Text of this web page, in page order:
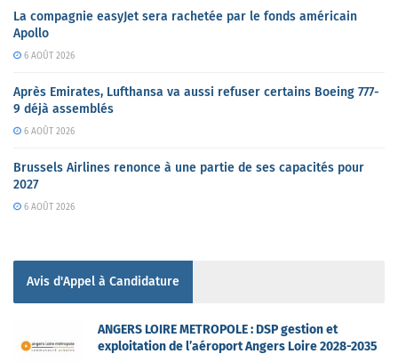
La compagnie easyJet sera rachetée par le fonds américain
Apollo
6 AOÛT 2026
Après Emirates, Lufthansa va aussi refuser certains Boeing 777-
9 déjà assemblés
6 AOÛT 2026
Brussels Airlines renonce à une partie de ses capacités pour
2027
6 AOÛT 2026
Avis d'Appel à Candidature
ANGERS LOIRE METROPOLE : DSP gestion et
exploitation de l’aéroport Angers Loire 2028-2035